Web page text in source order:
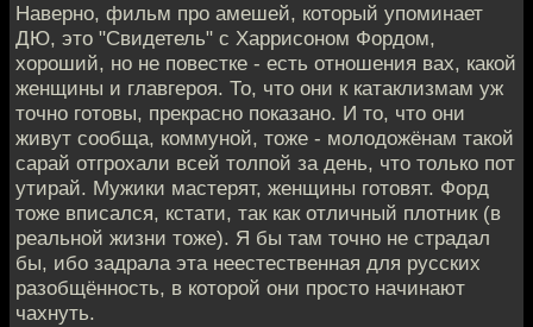
Наверно, фильм про амешей, который упоминает
ДЮ, это "Свидетель" с Харрисоном Фордом,
хороший, но не повестке - есть отношения вах, какой
женщины и главгероя. То, что они к катаклизмам уж
точно готовы, прекрасно показано. И то, что они
живут сообща, коммуной, тоже - молодожёнам такой
сарай отгрохали всей толпой за день, что только пот
утирай. Мужики мастерят, женщины готовят. Форд
тоже вписался, кстати, так как отличный плотник (в
реальной жизни тоже). Я бы там точно не страдал
бы, ибо задрала эта неестественная для русских
разобщённость, в которой они просто начинают
чахнуть.